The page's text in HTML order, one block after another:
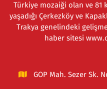
Türkiye mozaiği olan ve 81
yaşadığı Çerkezköy ve
Trakya genelindeki
haber sitesi
GOP Mah. Sezer Sk.